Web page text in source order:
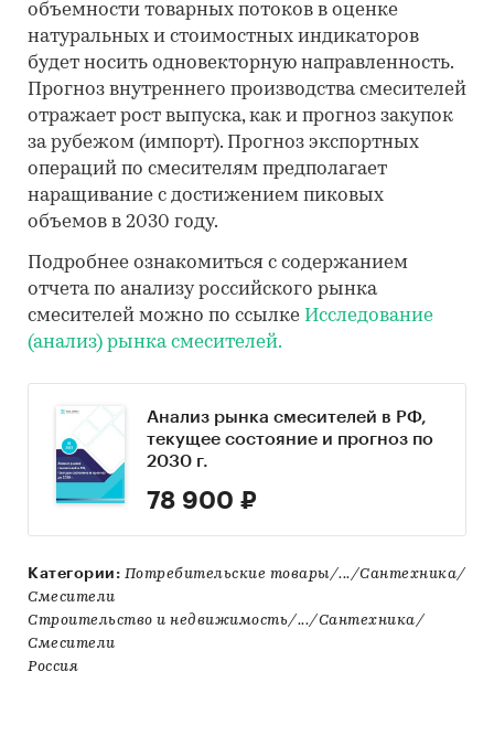
объемности товарных потоков в оценке
натуральных и стоимостных индикаторов
будет носить одновекторную направленность.
Прогноз внутреннего производства смесителей
отражает рост выпуска, как и прогноз закупок
за рубежом (импорт). Прогноз экспортных
операций по смесителям предполагает
наращивание с достижением пиковых
объемов в 2030 году.
Подробнее ознакомиться с содержанием
отчета по анализу российского рынка
смесителей можно по ссылке Исследование
(анализ) рынка смесителей.
Анализ рынка смесителей в РФ,
текущее состояние и прогноз по
2030 г.
78 900 ₽
Категории: Потребительские товары/.../Сантехника/
Смесители
Строительство и недвижимость/.../Сантехника/
Смесители
Россия